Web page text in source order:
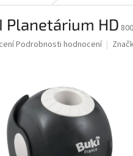
Planetárium HD
Podrobnosti hodnocení